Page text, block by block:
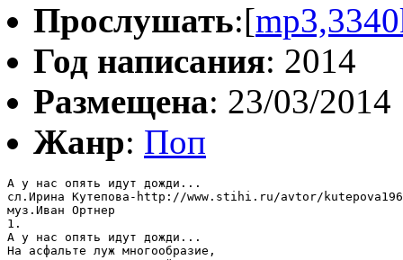
Прослушать:[
Год написания: 2014
Размещена: 23/03/2014
Жанр: Поп
А у нас опять идут дожди...
сл.Ирина Кутепова-http://www.stihi.ru/avtor/
муз.Иван Ортнер
1.
А у нас опять идут дожди...
На асфальте луж многообразие,